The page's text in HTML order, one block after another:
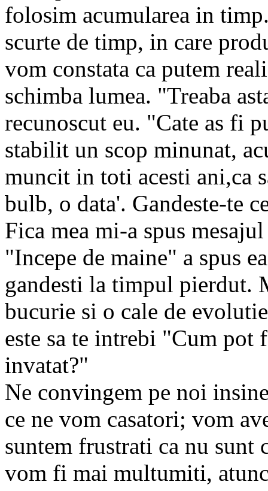
folosim acumularea in
scurte de timp, in care
vom constata ca putem
schimba lumea. "Treaba
recunoscut eu. "Cate as fi
stabilit un scop minunat,
muncit in toti acesti ani,ca
bulb, o data'. Gandeste-te
Fica mea mi-a spus
"Incepe de maine" a spus
gandesti la timpul pierdut.
bucurie si o cale de
este sa te intrebi "Cum pot
invatat?"
Ne convingem pe noi
ce ne vom casatori; vom
suntem frustrati ca nu sunt
vom fi mai multumiti,